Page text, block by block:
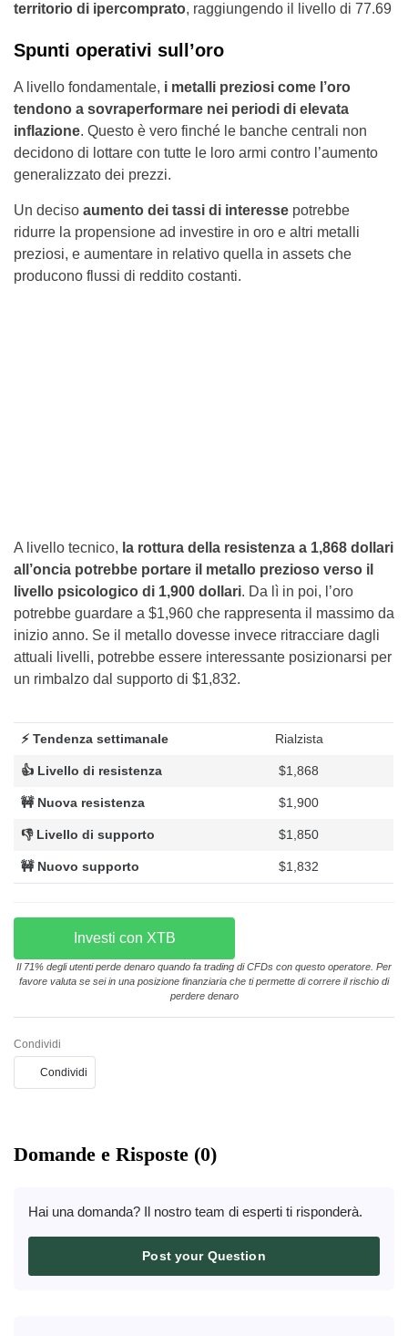
territorio di ipercomprato, raggiungendo il livello di 77.69
Spunti operativi sull’oro
A livello fondamentale, i metalli preziosi come l’oro
tendono a sovraperformare nei periodi di elevata
inflazione. Questo è vero finché le banche centrali non
decidono di lottare con tutte le loro armi contro l’aumento
generalizzato dei prezzi.
Un deciso aumento dei tassi di interesse potrebbe
ridurre la propensione ad investire in oro e altri metalli
preziosi, e aumentare in relativo quella in assets che
producono flussi di reddito costanti.
A livello tecnico, la rottura della resistenza a 1,868 dollari
all’oncia potrebbe portare il metallo prezioso verso il
livello psicologico di 1,900 dollari. Da lì in poi, l’oro
potrebbe guardare a $1,960 che rappresenta il massimo da
inizio anno. Se il metallo dovesse invece ritracciare dagli
attuali livelli, potrebbe essere interessante posizionarsi per
un rimbalzo dal supporto di $1,832.
⚡ Tendenza settimanale Rialzista
👍 Livello di resistenza $1,868
🚧 Nuova resistenza $1,900
👎 Livello di supporto $1,850
🚧 Nuovo supporto $1,832
Investi con XTB
Il 71% degli utenti perde denaro quando fa trading di CFDs con questo operatore. Per
favore valuta se sei in una posizione finanziaria che ti permette di correre il rischio di
perdere denaro
Condividi
Condividi
Domande e Risposte (0)
Hai una domanda? Il nostro team di esperti ti risponderà.
Post your Question